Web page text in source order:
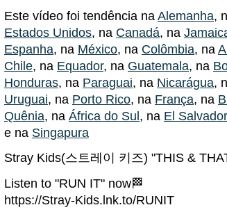
Este vídeo foi tendência na Alemanha,
Estados Unidos, na Canadá, na
Espanha, na México, na Colômbia, na
Chile, na Equador, na Guatemala, na
Honduras, na Paraguai, na Nicarágua,
Uruguai, na Porto Rico, na França, na
Quênia, na África do Sul , na El Salvador
e na Singapura
Stray Kids(스트레이 키즈) "THIS &
Listen to "RUN IT" now🏁
https://Stray-Kids.lnk.to/RUNIT